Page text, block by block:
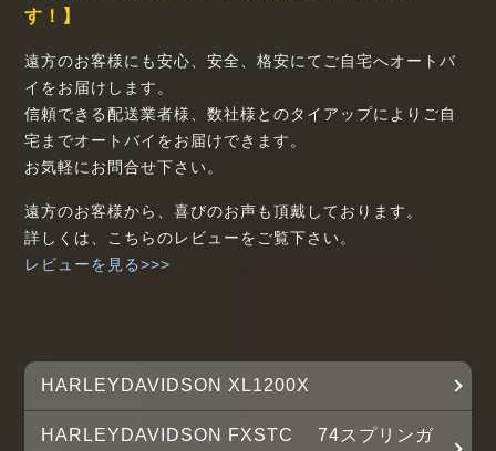
す！】
遠方のお客様にも安心、安全、格安にてご自宅へオートバ
イをお届けします。
信頼できる配送業者様、数社様とのタイアップによりご自
宅までオートバイをお届けできます。
お気軽にお問合せ下さい。
遠方のお客様から、喜びのお声も頂戴しております。
詳しくは、こちらのレビューをご覧下さい。
レビューを見る>>>
HARLEYDAVIDSON XL1200X
HARLEYDAVIDSON FXSTC 74スプリンガ